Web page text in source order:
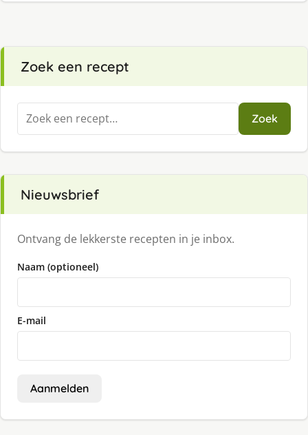
Zoek een recept
Zoeken
naar:
Zoek
Nieuwsbrief
Ontvang de lekkerste recepten in je inbox.
Naam (optioneel)
E-mail
Aanmelden